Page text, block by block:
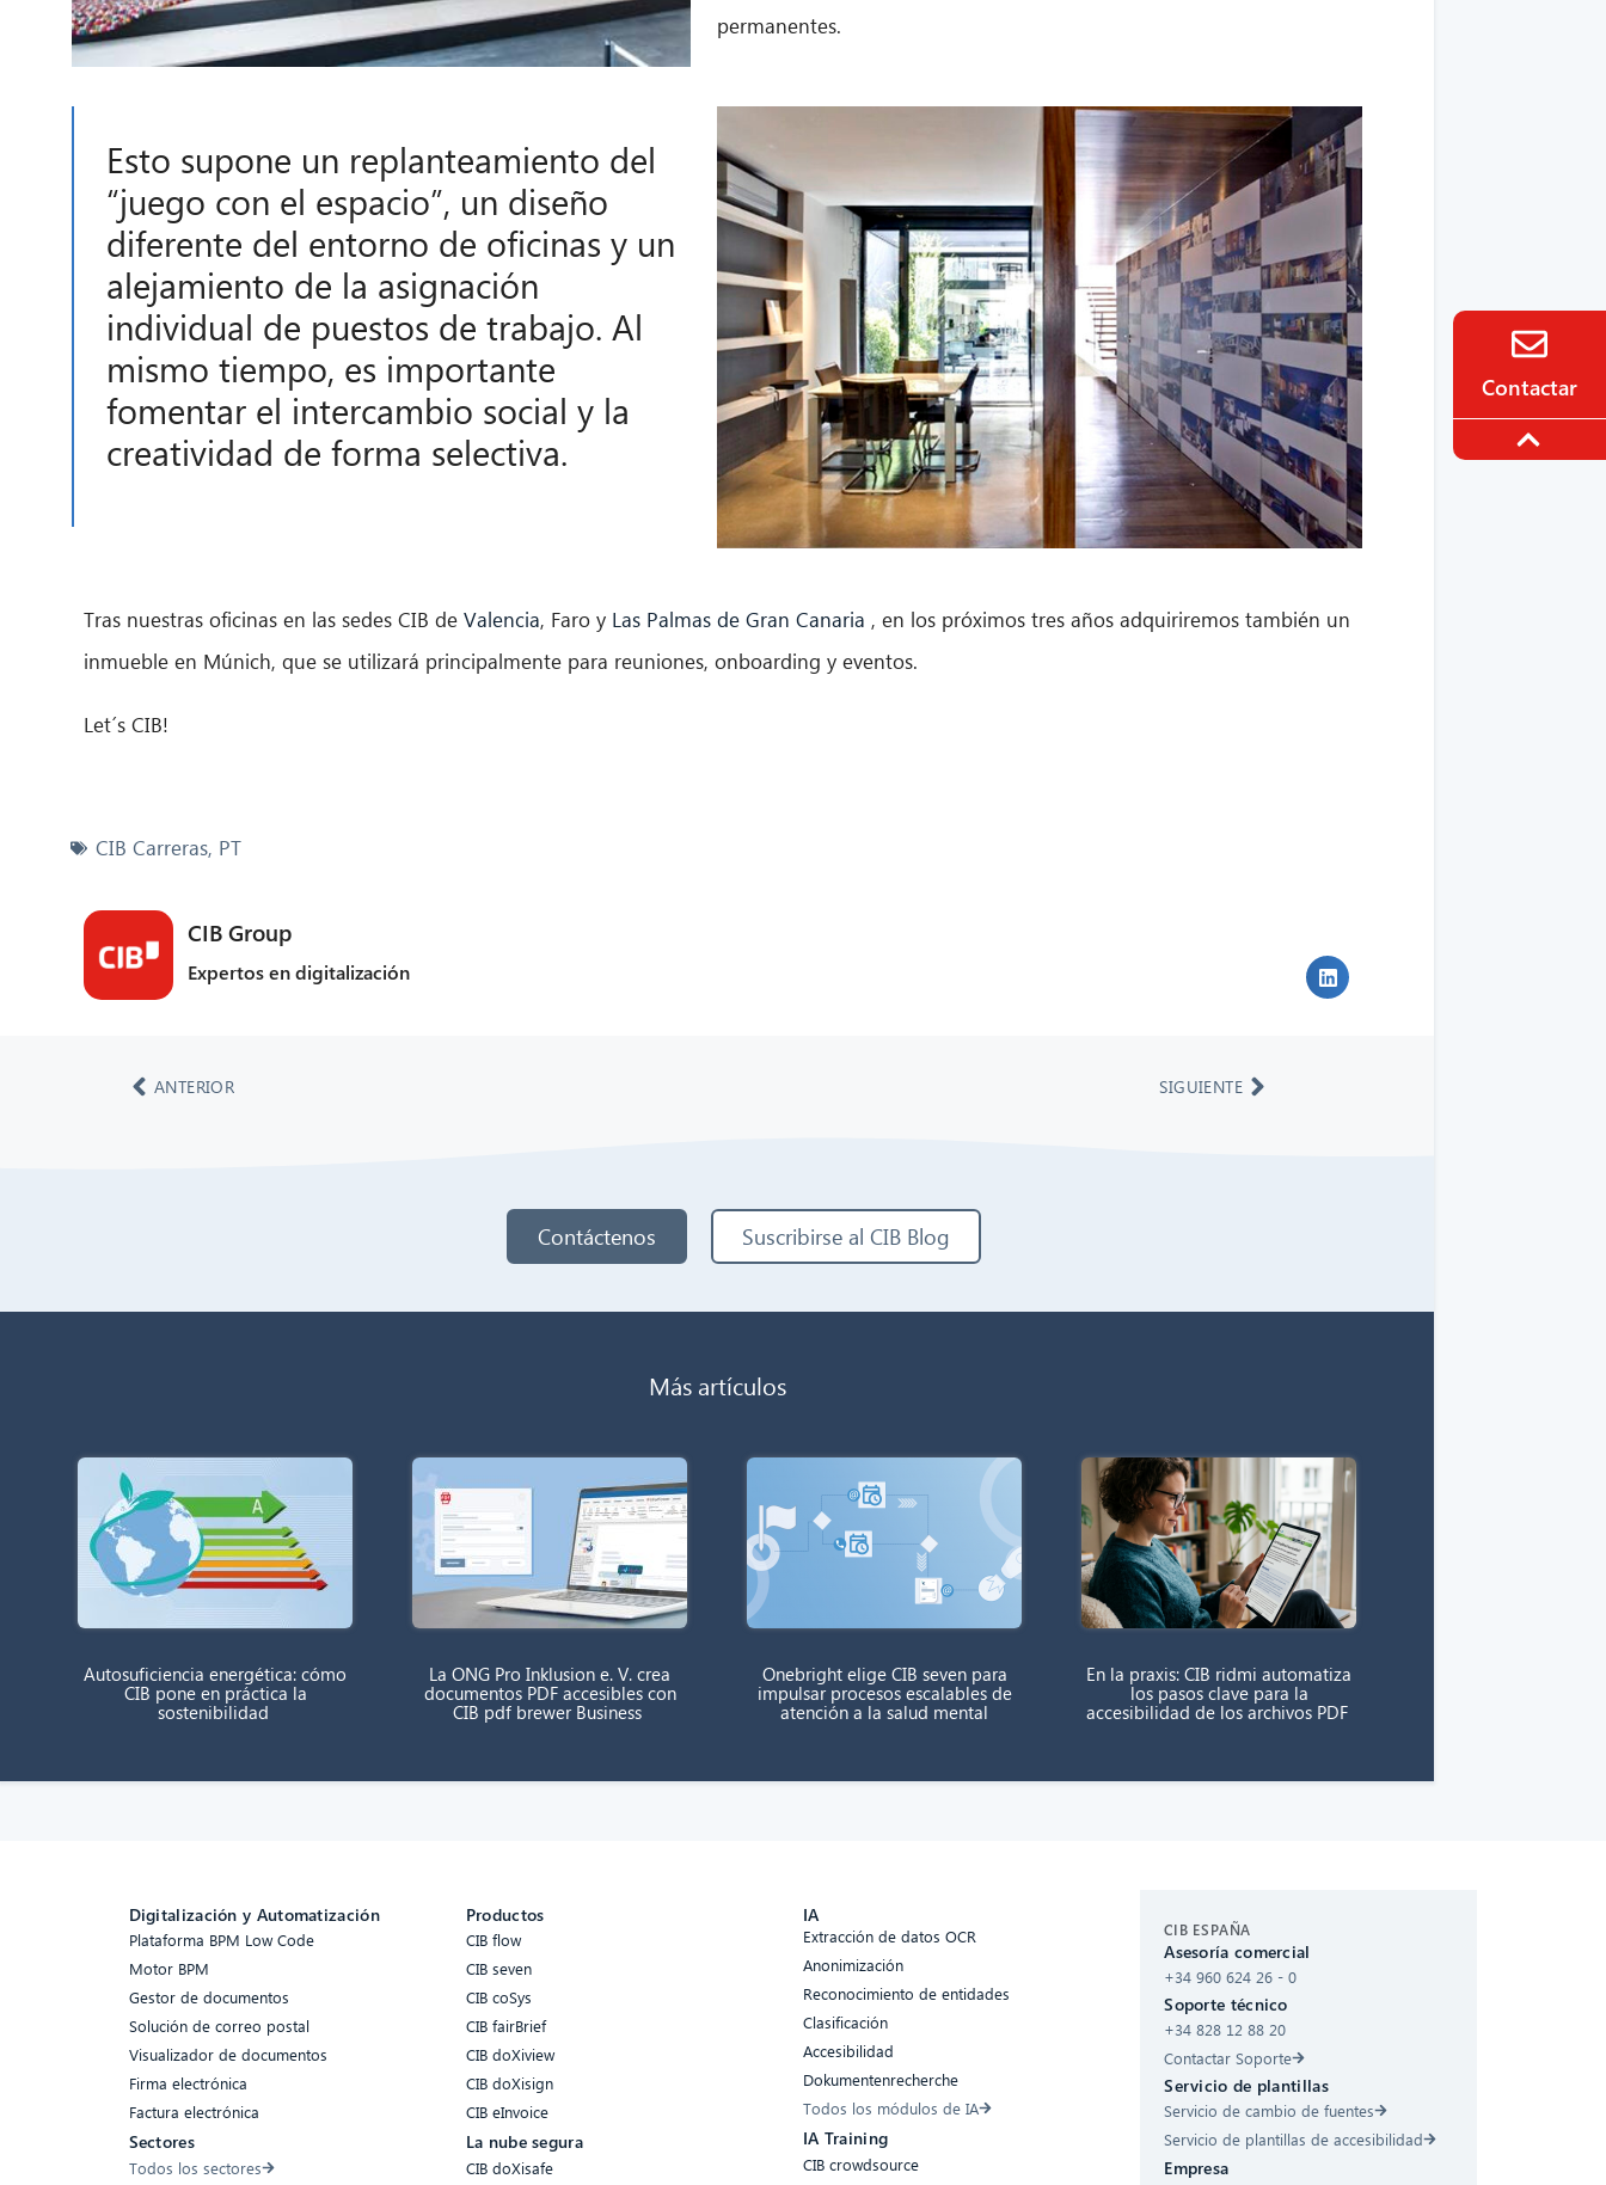
permanentes.
Esto supone un replanteamiento del
“juego con el espacio”, un diseño
diferente del entorno de oficinas y un
alejamiento de la asignación
individual de puestos de trabajo. Al
mismo tiempo, es importante
fomentar el intercambio social y la
creatividad de forma selectiva.
Tras nuestras oficinas en las sedes CIB de Valencia, Faro y Las Palmas de Gran Canaria , en los próximos tres años adquiriremos también un
inmueble en Múnich, que se utilizará principalmente para reuniones, onboarding y eventos.
Let´s CIB!
CIB Carreras, PT
CIB Group
Expertos en digitalización
ANTERIOR SIGUIENTE
Contáctenos Suscribirse al CIB Blog
Más artículos
Autosuficiencia energética: cómo
CIB pone en práctica la
sostenibilidad
La ONG Pro Inklusion e. V. crea
documentos PDF accesibles con
CIB pdf brewer Business
Onebright elige CIB seven para
impulsar procesos escalables de
atención a la salud mental
En la praxis: CIB ridmi automatiza
los pasos clave para la
accesibilidad de los archivos PDF
Digitalización y Automatización
Plataforma BPM Low Code
Motor BPM
Gestor de documentos
Solución de correo postal
Visualizador de documentos
Firma electrónica
Factura electrónica
Sectores
Todos los sectores
Productos
CIB flow
CIB seven
CIB coSys
CIB fairBrief
CIB doXiview
CIB doXisign
CIB eInvoice
La nube segura
CIB doXisafe
IA
Extracción de datos OCR
Anonimización
Reconocimiento de entidades
Clasificación
Accesibilidad
Dokumentenrecherche
Todos los módulos de IA
IA Training
CIB crowdsource
CIB ESPAÑA
Asesoría comercial
+34 960 624 26 - 0
Soporte técnico
+34 828 12 88 20
Contactar Soporte
Servicio de plantillas
Servicio de cambio de fuentes
Servicio de plantillas de accesibilidad
Empresa
¡Hola! ¿Qué puedo hacer por ti?
Contactar